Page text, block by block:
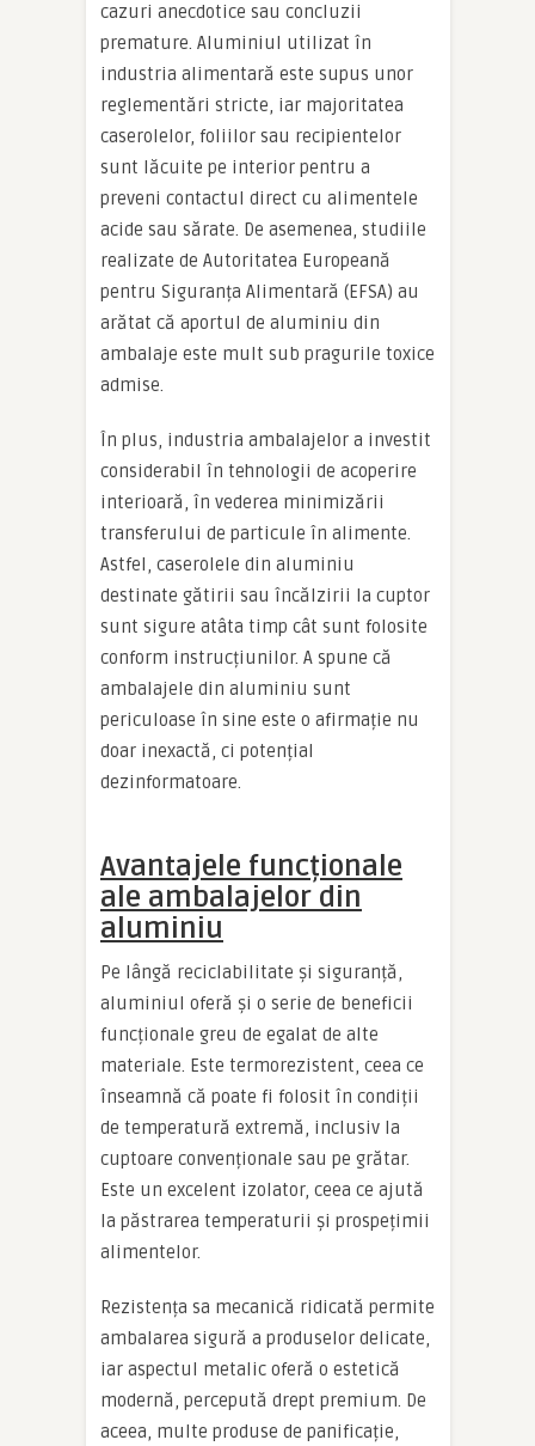
cazuri anecdotice sau concluzii
premature. Aluminiul utilizat în
industria alimentară este supus unor
reglementări stricte, iar majoritatea
caserolelor, foliilor sau recipientelor
sunt lăcuite pe interior pentru a
preveni contactul direct cu alimentele
acide sau sărate. De asemenea, studiile
realizate de Autoritatea Europeană
pentru Siguranța Alimentară (EFSA) au
arătat că aportul de aluminiu din
ambalaje este mult sub pragurile toxice
admise.
În plus, industria ambalajelor a investit
considerabil în tehnologii de acoperire
interioară, în vederea minimizării
transferului de particule în alimente.
Astfel, caserolele din aluminiu
destinate gătirii sau încălzirii la cuptor
sunt sigure atâta timp cât sunt folosite
conform instrucțiunilor. A spune că
ambalajele din aluminiu sunt
periculoase în sine este o afirmație nu
doar inexactă, ci potențial
dezinformatoare.
Avantajele funcționale
ale ambalajelor din
aluminiu
Pe lângă reciclabilitate și siguranță,
aluminiul oferă și o serie de beneficii
funcționale greu de egalat de alte
materiale. Este termorezistent, ceea ce
înseamnă că poate fi folosit în condiții
de temperatură extremă, inclusiv la
cuptoare convenționale sau pe grătar.
Este un excelent izolator, ceea ce ajută
la păstrarea temperaturii și prospețimii
alimentelor.
Rezistența sa mecanică ridicată permite
ambalarea sigură a produselor delicate,
iar aspectul metalic oferă o estetică
modernă, percepută drept premium. De
aceea, multe produse de panificație,